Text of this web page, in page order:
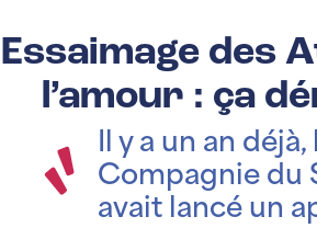
Essaimage des
l’amour : ça
Il y a un an déjà,
Compagnie du
avait lancé un